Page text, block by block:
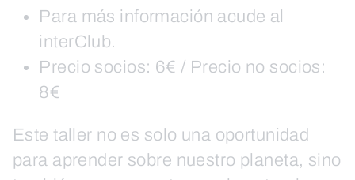
Para más información acude al
interClub.
Precio socios: 6€ / Precio no socios:
8€
Este taller no es solo una oportunidad
para aprender sobre nuestro planeta, sino